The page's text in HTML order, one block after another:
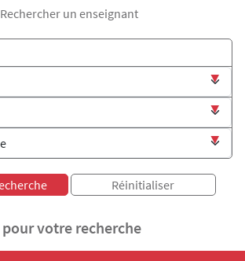
Rechercher un enseignant
votre recherche